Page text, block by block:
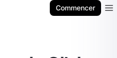
Commencer